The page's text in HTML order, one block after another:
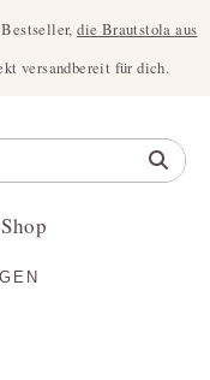
Bestseller,die Brautstola aus
versandbereit für dich.